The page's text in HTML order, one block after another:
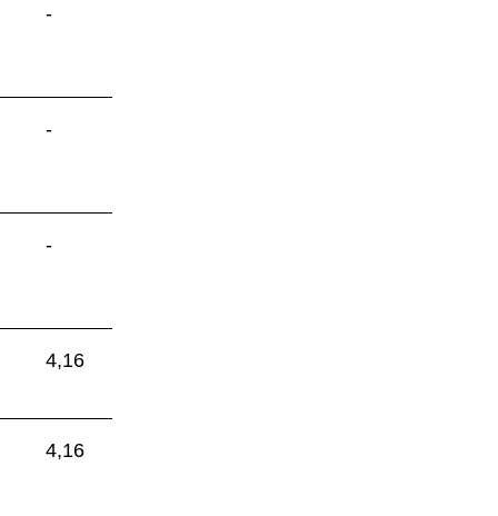
-
-
-
4,16
4,16